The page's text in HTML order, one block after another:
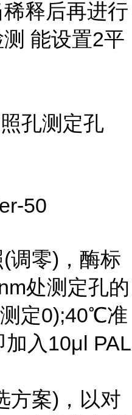
释后再进行
能设置2平
孔测定孔
50
调零)，酶标
处测定孔的
定0);40℃准
入10μl PAL
方案)，以对